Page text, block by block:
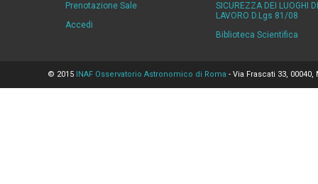
Prenotazione Sale
Accedi
SICUREZZA DEI LUOGHI DI
LAVORO D.Lgs 81/08
Biblioteca Scientifica
© 2015 INAF Osservatorio Astronomico di Roma - Via Frascati 33,